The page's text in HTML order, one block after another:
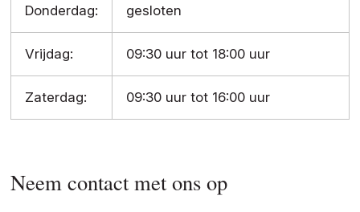
Donderdag: gesloten
Vrijdag: 09:30 uur tot 18:00 uur
Zaterdag: 09:30 uur tot 16:00 uur
Neem contact met ons op